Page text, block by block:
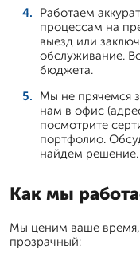
Работаем
процессам на
выезд или
обслуживание.
бюджета.
Мы не прячемся
нам в офис
посмотрите
портфолио.
найдем решение.
Как мы
Мы ценим ваше
прозрачный: